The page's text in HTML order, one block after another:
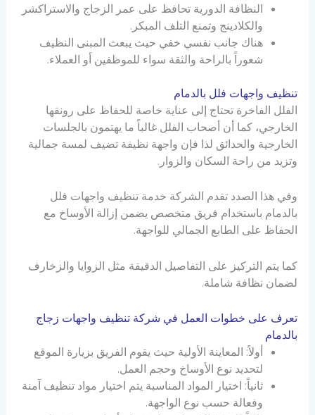
النظافة الدورية تحافظ على عمر الزجاج والاستراكشر
والكلادينج وتمنع التلف المبكر.
هناك جانب نفسي خفي حيث يبعث المبنى النظيف
شعوراً بالراحة والثقة سواء للموظفين أو العملاء.
تنظيف واجهات فلل بالدمام
الفلل الفاخرة تحتاج إلى عناية خاصة للحفاظ على رونقها
الخارجي، كما أن أصحاب الفلل غالباً ما يهتمون بالجلسات
الخارجية والحدائق لذا فإن واجهة نظيفة تضيف لمسة جمالية
وتزيد من راحة السكان والزوار.
وفي هذا الصدد تقدم الشركة خدمة تنظيف واجهات فلل
بالدمام باستخدام فريق متخصص يضمن إزالة الأوساخ مع
الحفاظ على الطابع الجمالي للواجهة.
كما يتم التركيز على التفاصيل الدقيقة مثل الزوايا والزخارف
لضمان نظافة شاملة.
تعرف على خطوات العمل في شركة تنظيف واجهات زجاج
بالدمام
أولاً: المعاينة الأولية حيث يقوم الفريق بزيارة الموقع
لتحديد نوع الأوساخ وحجم العمل.
ثانياً: اختيار المواد المناسبة يتم اختيار مواد تنظيف آمنة
وفعالة حسب نوع الواجهة.